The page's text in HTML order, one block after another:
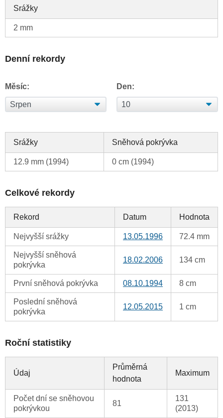
Srážky
2 mm
Denní rekordy
Měsíc: Den:
Srážky Sněhová pokrývka
12.9 mm (1994) 0 cm (1994)
Celkové rekordy
Rekord Datum Hodnota
Nejvyšší srážky 13.05.1996 72.4 mm
Nejvyšší sněhová
pokrývka
18.02.2006 134 cm
První sněhová pokrývka 08.10.1994 8 cm
Poslední sněhová
pokrývka
12.05.2015 1 cm
Roční statistiky
Údaj
Průměrná
hodnota
Maximum
Počet dní se sněhovou
pokrývkou
81
131
(2013)